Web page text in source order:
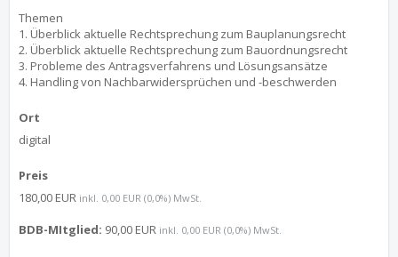
Themen
1. Überblick aktuelle Rechtsprechung zum Bauplanungsrecht
2. Überblick aktuelle Rechtsprechung zum Bauordnungsrecht
3. Probleme des Antragsverfahrens und Lösungsansätze
4. Handling von Nachbarwidersprüchen und -beschwerden
Ort
digital
Preis
180,00 EUR inkl. 0,00 EUR (0,0%) MwSt.
BDB-MItglied: 90,00 EUR inkl. 0,00 EUR (0,0%) MwSt.